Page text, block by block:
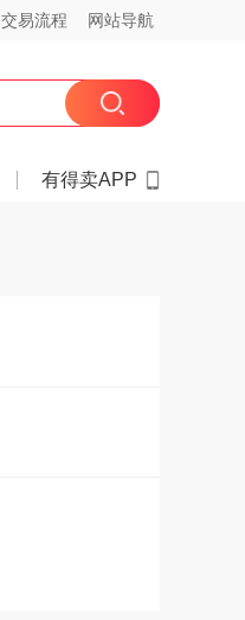
交易流程 网站导航
有得卖APP